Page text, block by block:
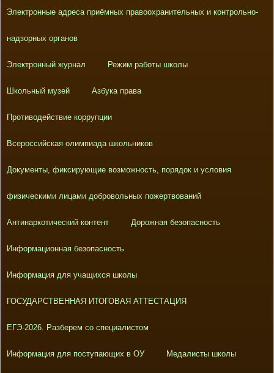
Электронные адреса приёмных правоохранительных и контрольно-
надзорных органов
Электронный журнал Режим работы школы
Школьный музей Азбука права
Противодействие коррупции
Всероссийская олимпиада школьников
Документы, фиксирующие возможность, порядок и условия
физическими лицами добровольных пожертвований
Антинаркотический контент Дорожная безопасность
Информационная безопасность
Информация для учащихся школы
ГОСУДАРСТВЕННАЯ ИТОГОВАЯ АТТЕСТАЦИЯ
ЕГЭ-2026. Разберем со специалистом
Информация для поступающих в ОУ Медалисты школы